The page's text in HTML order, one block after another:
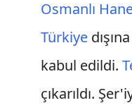
Osmanlı
Türkiye
kabul edildi.
çıkarıldı.